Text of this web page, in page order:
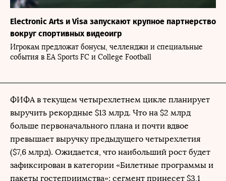
Electronic Arts и Visa запускают крупное партнерство
вокруг спортивных видеоигр
Игрокам предложат бонусы, челленджи и специальные
события в EA Sports FC и College Football
ФИФА в текущем четырехлетнем цикле планирует
выручить рекордные $13 млрд. Что на $2 млрд
больше первоначального плана и почти вдвое
превышает выручку предыдущего четырехлетия
($7,6 млрд). Ожидается, что наибольший рост будет
зафиксирован в категории «Билетные программы и
пакеты гостеприимства»: сегмент принесет $3,1